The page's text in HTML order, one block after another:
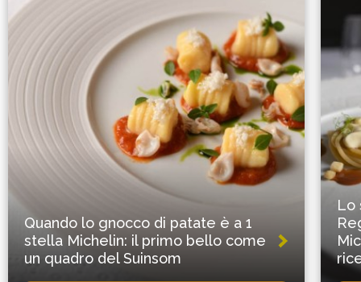
Quando lo gnocco di patate è a 1
stella Michelin: il primo bello come
un quadro del Suinsom
Lo